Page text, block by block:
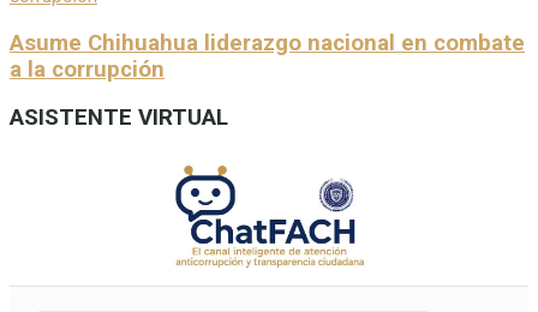
Asume Chihuahua liderazgo nacional en combate
a la corrupción
ASISTENTE VIRTUAL